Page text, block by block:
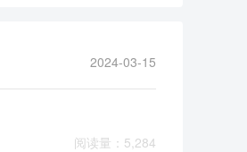
2024-03-15
阅读量：5,284